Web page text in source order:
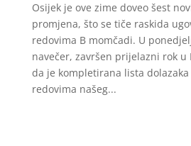
Osijek je ove zime doveo šest
promjena, što se tiče raskida
redovima B momčadi. U
navečer, završen prijelazni rok u
da je kompletirana lista
redovima našeg...